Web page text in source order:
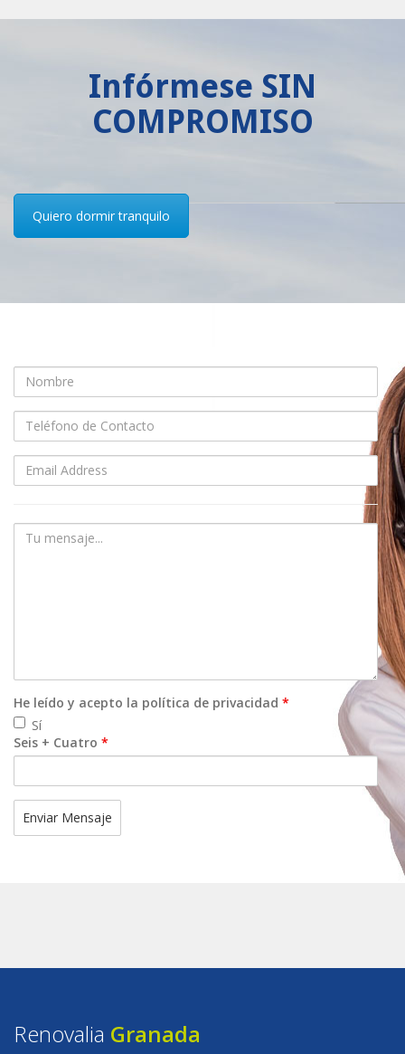
Infórmese SIN
COMPROMISO
Quiero dormir tranquilo
Nombre
Teléfono
Contacto
Email
Su
Mensaje
He leído y acepto la política de privacidad *
Sí
Seis + Cuatro *
Renovalia Granada